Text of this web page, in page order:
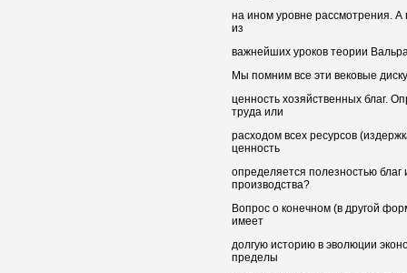
на ином уровне рассмотрения.
из
важнейших уроков теории
Мы помним все эти вековые
ценность хозяйственных благ.
труда или
расходом всех ресурсов
ценность
определяется полезностью
производства?
Вопрос о конечном (в другой
имеет
долгую историю в эволюции
пределы